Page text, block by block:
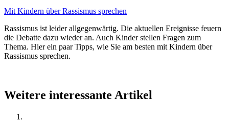
Mit Kindern über Rassismus sprechen
Rassismus ist leider allgegenwärtig. Die aktuellen Ereignisse feuern
die Debatte dazu wieder an. Auch Kinder stellen Fragen zum
Thema. Hier ein paar Tipps, wie Sie am besten mit Kindern über
Rassismus sprechen.
Weitere interessante Artikel